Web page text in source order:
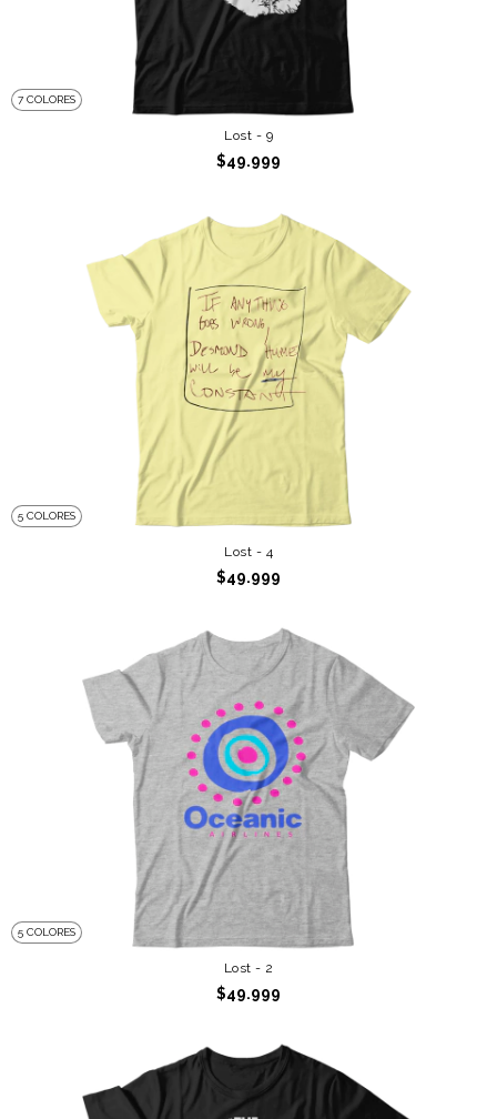
7 COLORES
Lost - 9
$49.999
5 COLORES
Lost - 4
$49.999
5 COLORES
Lost - 2
$49.999